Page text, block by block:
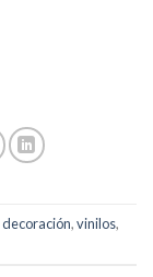
decoración,vinilos,